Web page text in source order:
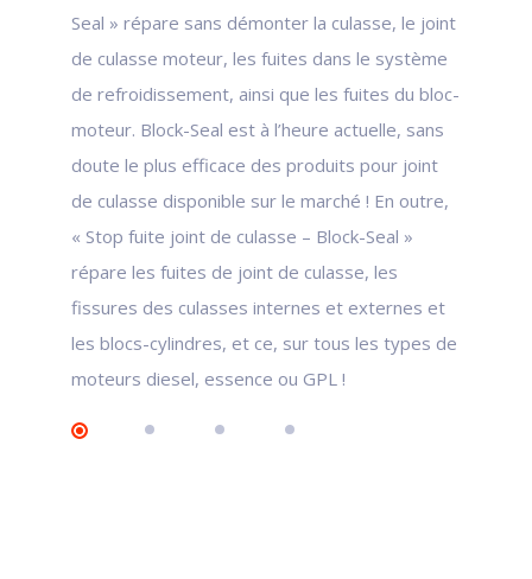
Seal » répare sans démonter la culasse, le joint
de culasse moteur, les fuites dans le système
de refroidissement, ainsi que les fuites du bloc-
moteur. Block-Seal est à l’heure actuelle, sans
doute le plus efficace des produits pour joint
de culasse disponible sur le marché ! En outre,
« Stop fuite joint de culasse – Block-Seal »
répare les fuites de joint de culasse, les
fissures des culasses internes et externes et
les blocs-cylindres, et ce, sur tous les types de
moteurs diesel, essence ou GPL !